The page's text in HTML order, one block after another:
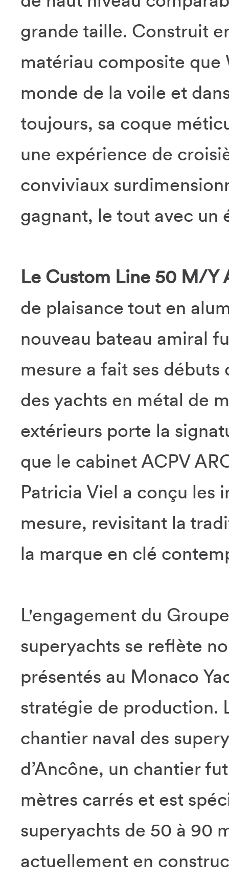
grande taille. Construit
matériau composite
monde de la voile et
toujours, sa coque
une expérience de
conviviaux
gagnant, le tout avec un
Le Custom Line 50 M/Y
de plaisance tout en
nouveau bateau amiral
mesure a fait ses
des yachts en métal de
extérieurs porte la
que le cabinet ACPV
Patricia Viel a conçu les
mesure, revisitant la
la marque en clé
L'engagement du
superyachts se reflète
présentés au Monaco
stratégie de production.
chantier naval des
d’Ancône, un chantier
mètres carrés et est
superyachts de 50 à 90
actuellement en